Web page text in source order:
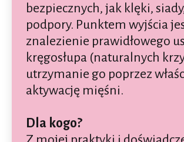
bezpiecznych, jak klęki,
podpory. Punktem wyjścia
znalezienie prawidłowego
kręgosłupa (naturalnych
utrzymanie go poprzez
aktywację mięśni.
Dla kogo?